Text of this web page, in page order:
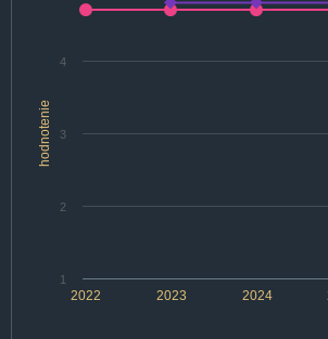
hodnotenie
2022 2024
2023
1
2
3
4